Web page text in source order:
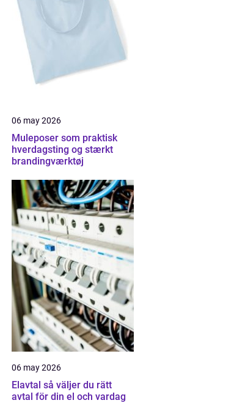
06 may 2026
Muleposer som praktisk
hverdagsting og stærkt
brandingværktøj
06 may 2026
Elavtal så väljer du rätt
avtal för din el och vardag